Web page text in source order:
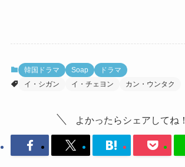
韓国ドラマ Soap
ドラマ
イ・シガン
イ・チェヨン カン・ウンタク
よかったらシェアしてね！